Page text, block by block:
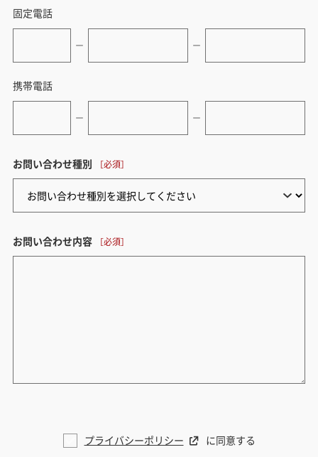
固定電話
ー ー
携帯電話
ー ー
お問い合わせ種別
お問い合わせ内容
プライバシーポリシー に同意する